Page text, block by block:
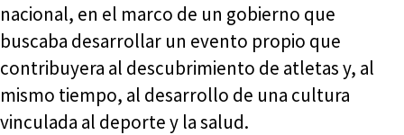
nacional, en el marco de un gobierno que
buscaba desarrollar un evento propio que
contribuyera al descubrimiento de atletas y, al
mismo tiempo, al desarrollo de una cultura
vinculada al deporte y la salud.